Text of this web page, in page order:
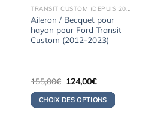
TRANSIT CUSTOM (DEPUIS 2012)
Aileron / Becquet pour
hayon pour Ford Transit
Custom (2012-2023)
155,00€ Le
initial
était :
155,00€.
124,00€Le
actuel
est :
124,00€.
CHOIX DES OPTIONS